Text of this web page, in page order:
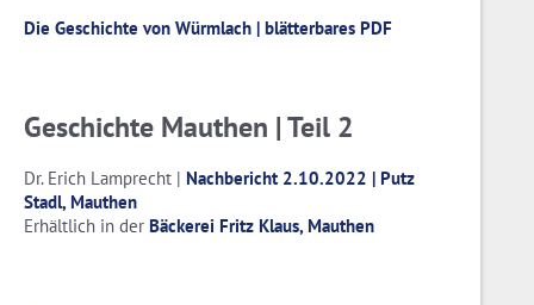
Die Geschichte von Würmlach | blätterbares PDF
Geschichte Mauthen | Teil 2
Dr. Erich Lamprecht | Nachbericht 2.10.2022 | Putz
Stadl, Mauthen
Erhältlich in der Bäckerei Fritz Klaus, Mauthen